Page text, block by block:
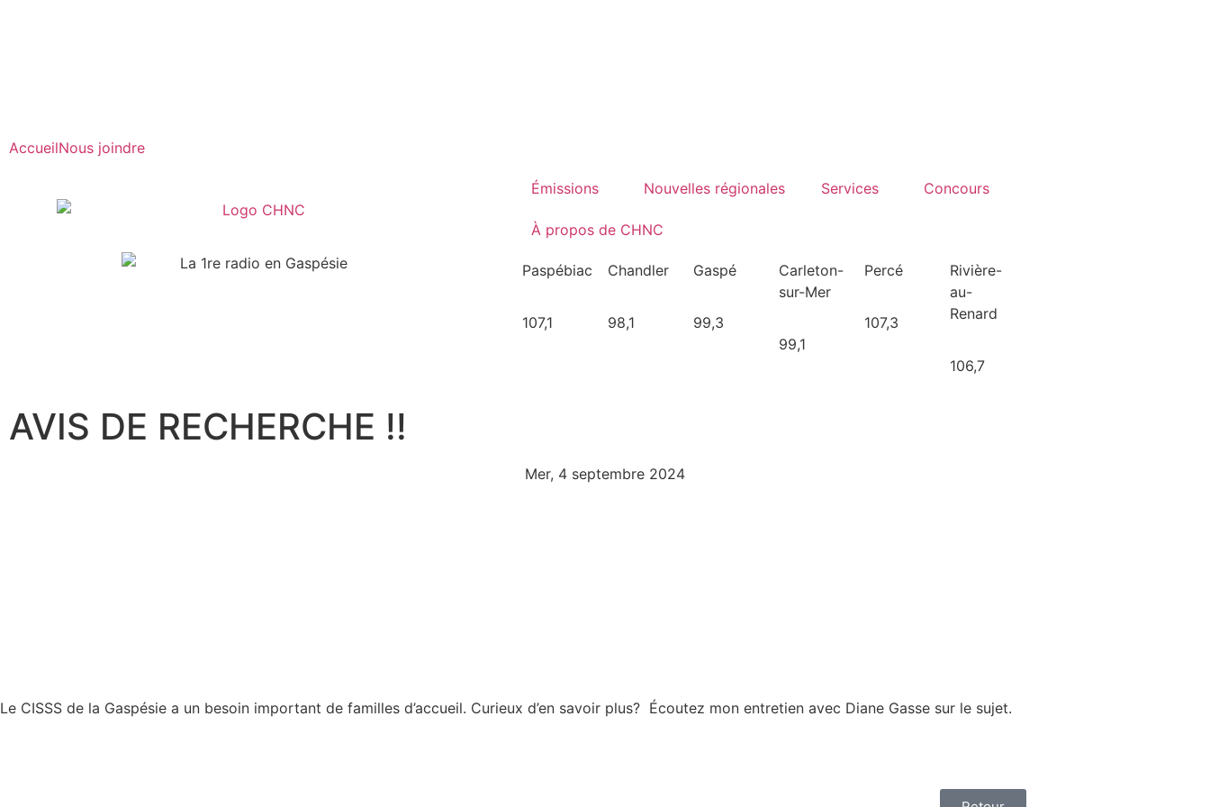
AccueilNous joindre
Émissions Nouvelles régionales Services Concours
À propos de CHNC
Paspébiac
107,1
Chandler
98,1
Gaspé
99,3
Carleton-
sur-Mer
99,1
Percé
107,3
Rivière-
au-
Renard
106,7
AVIS DE RECHERCHE !!
Mer, 4 septembre 2024
Le CISSS de la Gaspésie a un besoin important de familles d’accueil. Curieux d’en savoir plus? Écoutez mon entretien avec Diane Gasse sur le sujet.